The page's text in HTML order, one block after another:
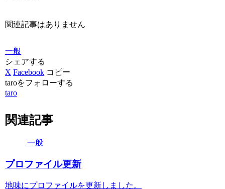
関連記事はありません
一般
シェアする
X Facebook コピー
taroをフォローする
taro
関連記事
一般
プロファイル更新
地味にプロファイルを更新しました。